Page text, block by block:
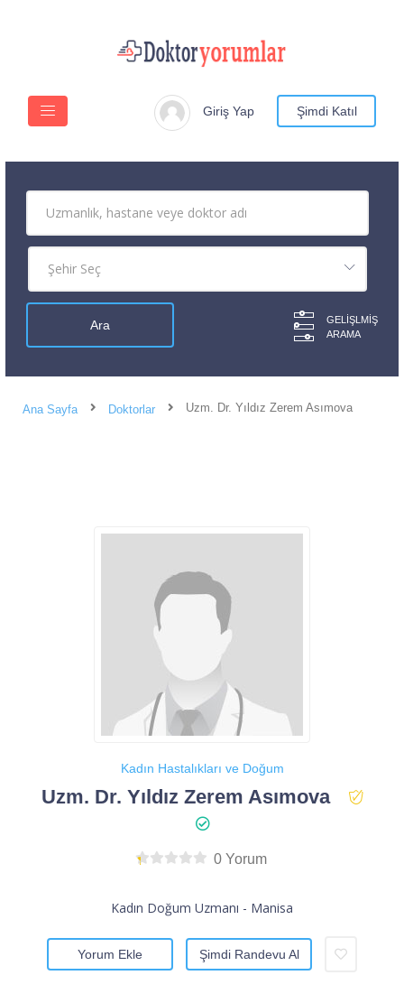
Giriş Yap Şimdi Katıl
GELIŞLMIŞ
ARAMA
Ana Sayfa Doktorlar Uzm. Dr. Yıldız Zerem Asımova
Kadın Hastalıkları ve Doğum
Uzm. Dr. Yıldız Zerem Asımova
0 Yorum
Kadın Doğum Uzmanı - Manisa
Yorum Ekle Şimdi Randevu Al